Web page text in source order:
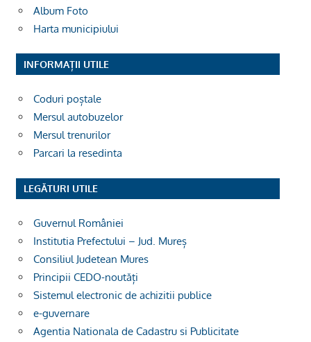
Album Foto
Harta municipiului
INFORMAȚII UTILE
Coduri poștale
Mersul autobuzelor
Mersul trenurilor
Parcari la resedinta
LEGĂTURI UTILE
Guvernul României
Institutia Prefectului – Jud. Mureș
Consiliul Judetean Mures
Principii CEDO-noutăți
Sistemul electronic de achizitii publice
e-guvernare
Agentia Nationala de Cadastru si Publicitate